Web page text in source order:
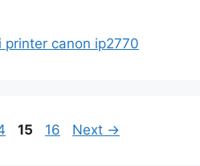
printer canon ip2770
Page
15 Page
16 Next →